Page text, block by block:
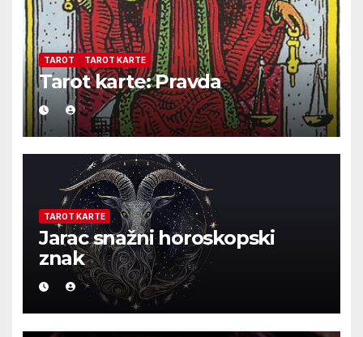
TAROT TAROT KARTE
Tarot karte: Pravda
TAROT KARTE
Jarac snažni horoskopski
znak